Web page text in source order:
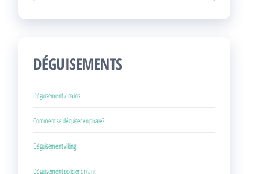
DÉGUISEMENTS
Déguisement 7 nains
Comment se déguiser en pirate?
Déguisement viking
Déguisement policier enfant